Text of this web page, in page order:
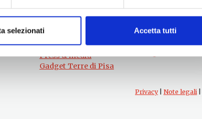
selezionati Accetta tutti
Prodotti e Servizi
Chi Siamo
Press & media
Gadget Terre di Pisa
Privacy| Note legali